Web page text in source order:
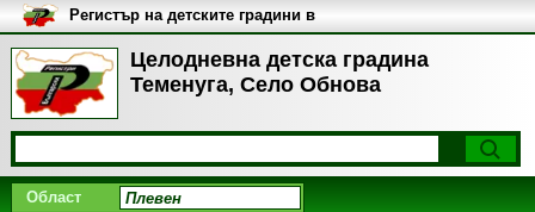
Целодневна детска градина
Теменуга, Село Обнова
Регистър на детските градини в
България
Област